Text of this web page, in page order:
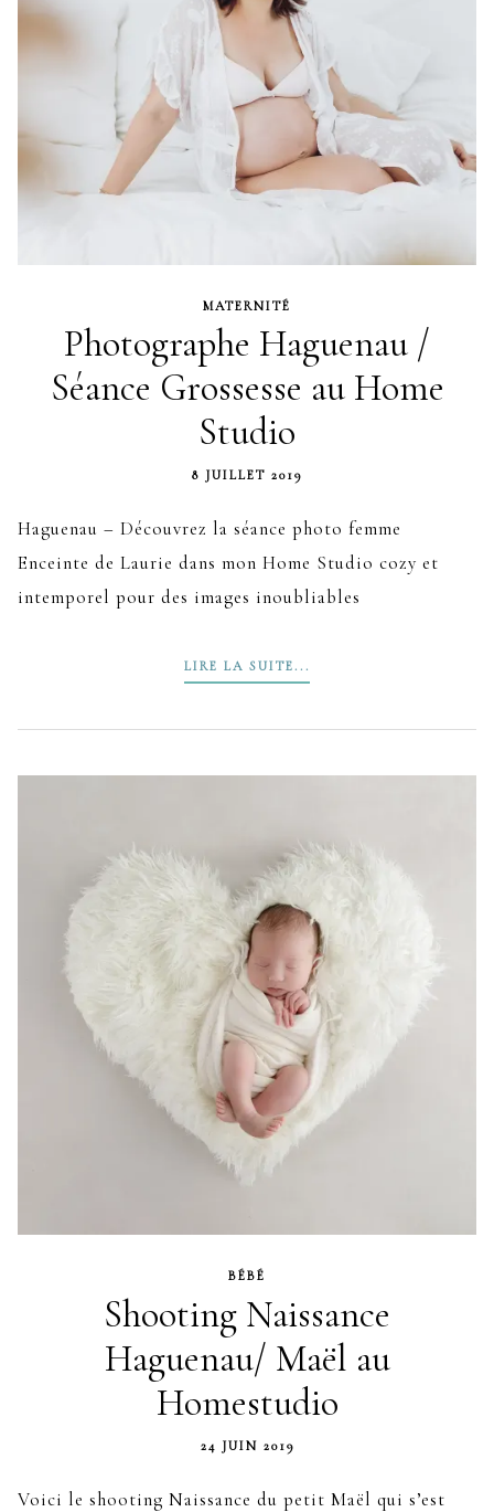
MATERNITÉ
Photographe Haguenau /
Séance Grossesse au Home
Studio
8 JUILLET 2019
Haguenau – Découvrez la séance photo femme
Enceinte de Laurie dans mon Home Studio cozy et
intemporel pour des images inoubliables
LIRE LA SUITE...
BÉBÉ
Shooting Naissance
Haguenau/ Maël au
Homestudio
24 JUIN 2019
Voici le shooting Naissance du petit Maël qui s’est